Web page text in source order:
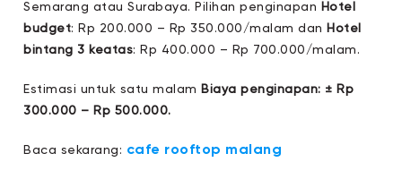
Semarang atau Surabaya. Pilihan penginapan Hotel
budget: Rp 200.000 – Rp 350.000/malam dan Hotel
bintang 3 keatas: Rp 400.000 – Rp 700.000/malam.
Estimasi untuk satu malam Biaya penginapan: ± Rp
300.000 – Rp 500.000.
Baca sekarang: cafe rooftop malang